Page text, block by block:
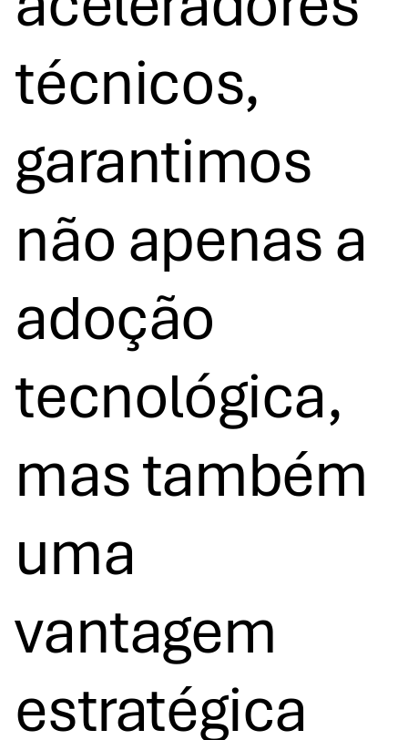
técnicos,
garantimos
não apenas a
adoção
tecnológica,
mas também
uma
vantagem
estratégica